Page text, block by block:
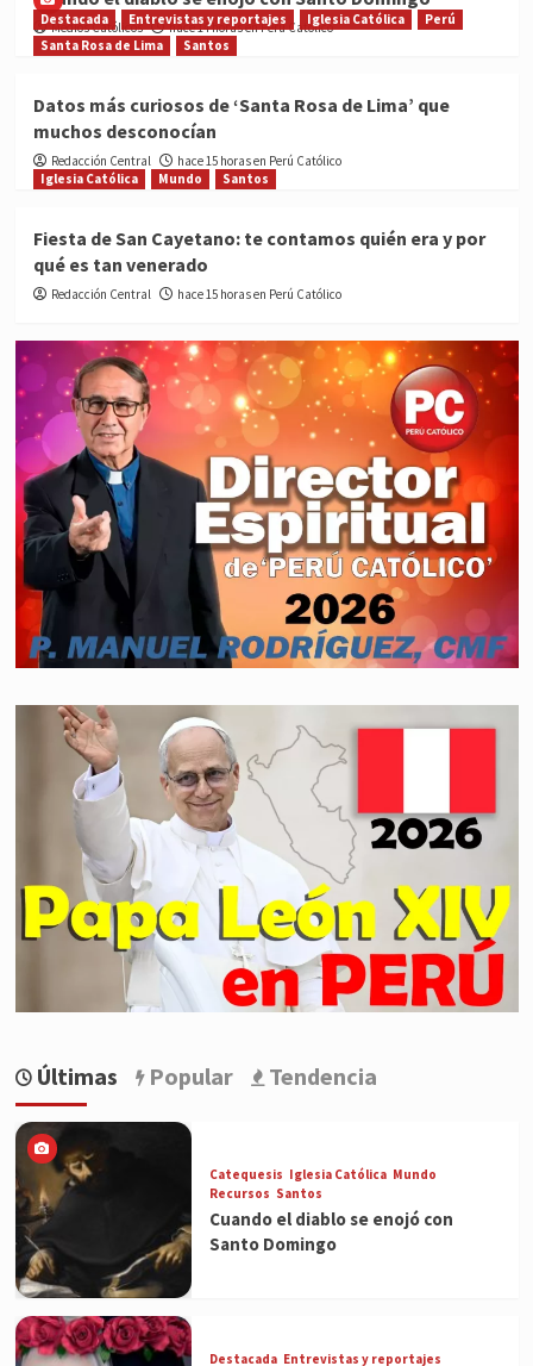
Medios Católicos hace 14 horas en Perú Católico
Destacada Entrevistas y reportajes Iglesia Católica
Perú
Santa Rosa de Lima
Santos
Datos más curiosos de ‘Santa Rosa de Lima’ que
muchos desconocían
Redacción Central
hace 15 horas en Perú Católico
Iglesia Católica
Mundo Santos
Fiesta de San Cayetano: te contamos quién era y por
qué es tan venerado
Redacción Central hace 15 horas en Perú Católico
Últimas Popular Tendencia
Catequesis Iglesia Católica Mundo
Recursos Santos
Cuando el diablo se enojó con
Santo Domingo
Destacada Entrevistas y reportajes